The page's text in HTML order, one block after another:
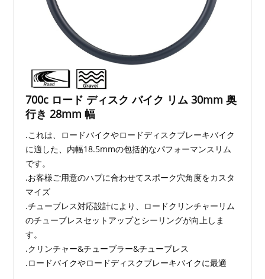
700c ロード ディスク バイク リム 30mm 奥
行き 28mm 幅
.これは、ロードバイクやロードディスクブレーキバイク
に適した、内幅18.5mmの包括的なパフォーマンスリム
です。
.お客様ご用意のハブに合わせてスポーク穴角度をカスタ
マイズ
.チューブレス対応設計により、ロードクリンチャーリム
のチューブレスセットアップとシーリングが向上しま
す。
.クリンチャー&チューブラー&チューブレス
.ロードバイクやロードディスクブレーキバイクに最適